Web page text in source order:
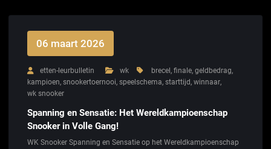
06 maart 2026
etten-leurbulletin wk brecel , finale, geldbedrag,
kampioen, snookertoernooi, speelschema, starttijd, winnaar,
wk snooker
Spanning en Sensatie: Het Wereldkampioenschap
Snooker in Volle Gang!
WK Snooker Spanning en Sensatie op het Wereldkampioenschap